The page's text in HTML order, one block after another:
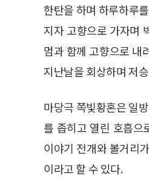
한탄을 하며 하루하루
지자 고향으로 가자며
멈과 함께 고향으로 내
지난날을 회상하며 저
마당극 쪽빛황혼은 일
를 좁히고 열린 호흡으
이야기 전개와 볼거리
이라고 할 수 있다.